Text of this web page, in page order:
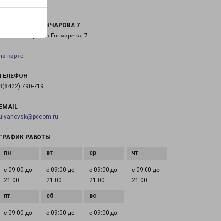
ГОНЧАРОВА 7
улица Гончарова, 7
карте
790-719
РАБОТЫ
с 09:00 до
21:00
с 09:00 до
21:00
с 09:00 до
21:00
с 09:00 до
21:00
с 09:00 до
с 09:00 до
с 09:00 до